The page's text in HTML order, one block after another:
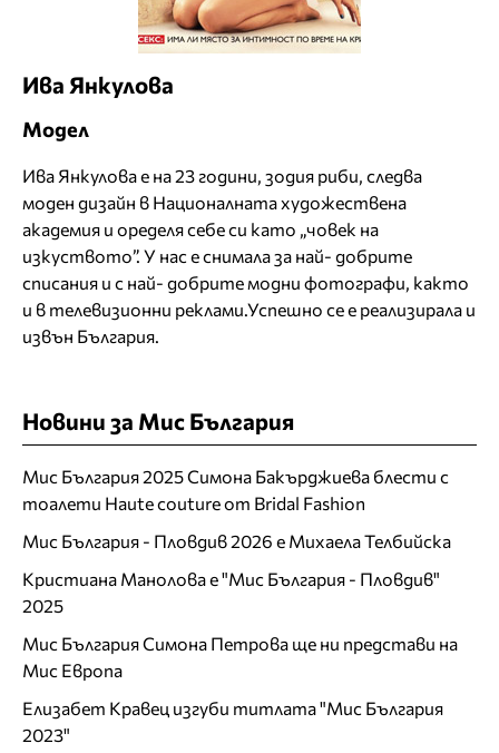
Ива Янкулова
Модел
Ива Янкулова е на 23 години, зодия риби, следва
моден дизайн в Националната художествена
академия и оределя себе си като „човек на
изкуството”. У нас е снимала за най- добрите
списания и с най- добрите модни фотографи, както
и в телевизионни реклами.Успешно се е реализирала и
извън България.
Новини за Мис България
Мис България 2025 Симона Бакърджиева блести с
тоалети Haute couture от Bridal Fashion
Мис България - Пловдив 2026 е Михаела Телбийска
Кристиана Манолова е "Мис България - Пловдив"
2025
Мис България Симона Петрова ще ни представи на
Мис Европа
Елизабет Кравец изгуби титлата "Мис България
2023"